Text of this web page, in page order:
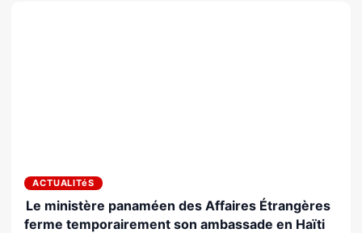
ACTUALITéS
Le ministère panaméen des Affaires Étrangères
ferme temporairement son ambassade en Haïti